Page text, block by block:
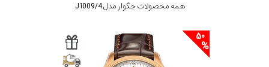
همه محصولات جگوار مدل J1009/4